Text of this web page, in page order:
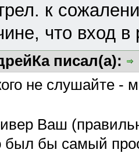
к
что вход в
писал(а):
не слушайте -
Ваш
был бы самый